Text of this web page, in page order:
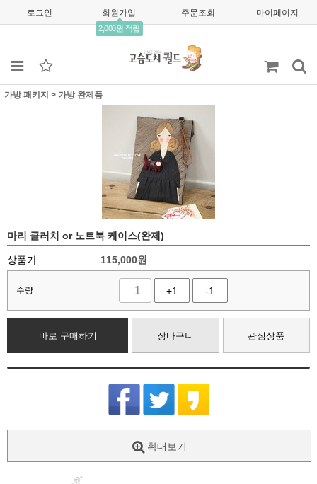
로그인 회원가입
2,000원 적립
주문조회 마이페이지
가방 패키지 > 가방 완제품
마리 클러치 or 노트북 케이스(완제)
상품가 115,000원
수량 +1 -1
바로 구매하기 장바구니 관심상품
확대보기